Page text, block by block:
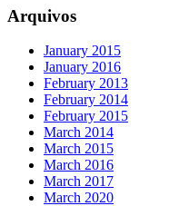
Arquivos
January 2015
January 2016
February 2013
February 2014
February 2015
March 2014
March 2015
March 2016
March 2017
March 2020